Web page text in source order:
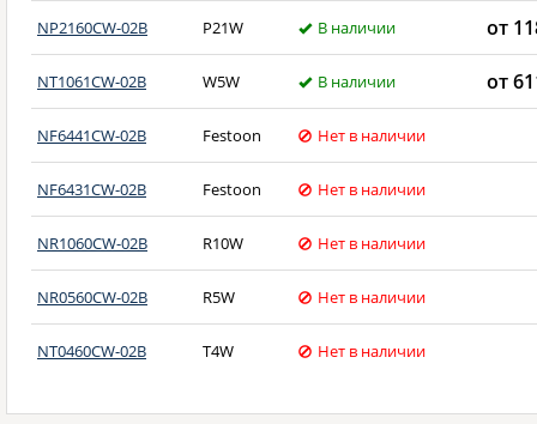
NP2160CW-02B P21W В наличии от
NT1061CW-02B W5W В наличии от
NF6441CW-02B Festoon Нет в наличии
NF6431CW-02B Festoon Нет в наличии
NR1060CW-02B R10W Нет в наличии
NR0560CW-02B R5W Нет в наличии
NT0460CW-02B T4W Нет в наличии